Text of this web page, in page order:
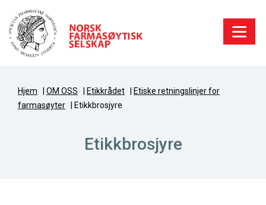
Hjem OM OSS Etikkrådet
Etiske retningslinjer for
farmasøyter
Etikkbrosjyre
Etikkbrosjyre